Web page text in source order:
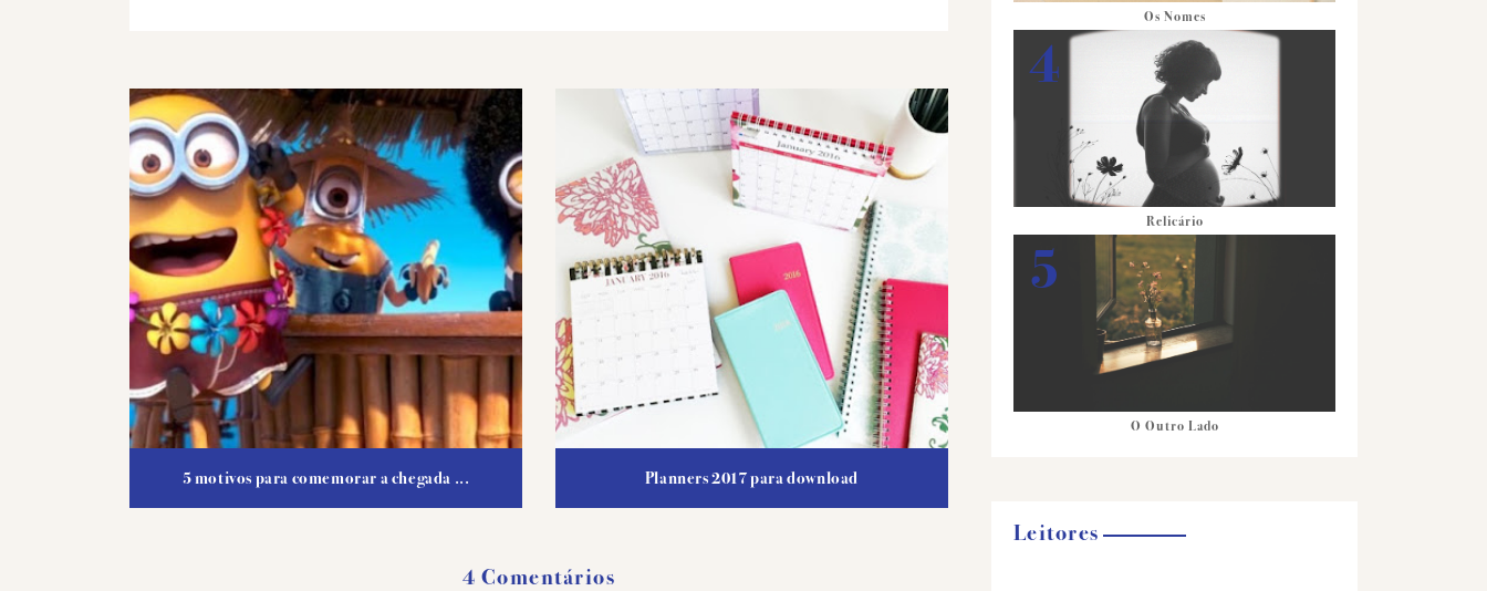
5 motivos para comemorar a chegada ... Planners 2017 para download
4 Comentários
Os Nomes
Relicário
O Outro Lado
Leitores